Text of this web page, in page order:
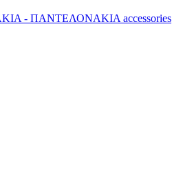
- ΠΑΝΤΕΛΟΝΑΚΙΑ accessories